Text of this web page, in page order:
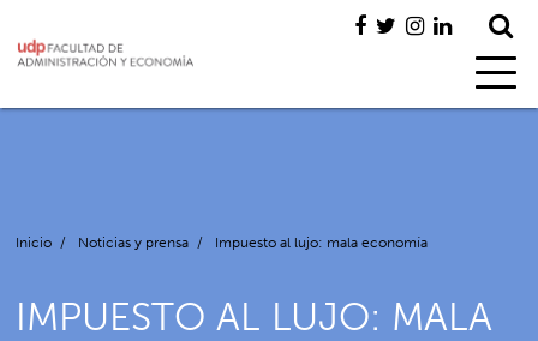
Inicio / Noticias y prensa / Impuesto al lujo: mala economía
IMPUESTO AL LUJO: MALA